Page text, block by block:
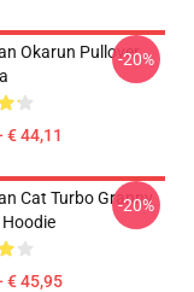
Okarun Pullover
€ 44,11
-20%
Cat Turbo Granny
€ 45,95
-20%